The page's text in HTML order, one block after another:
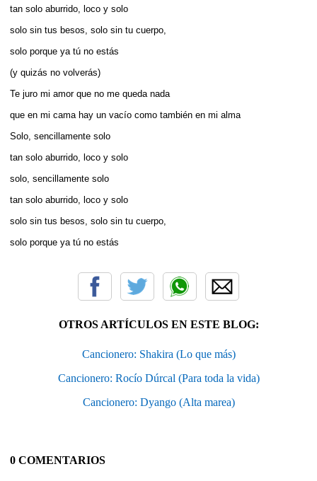
tan solo aburrido, loco y solo
solo sin tus besos, solo sin tu cuerpo,
solo porque ya tú no estás
(y quizás no volverás)
Te juro mi amor que no me queda nada
que en mi cama hay un vacío como también en mi alma
Solo, sencillamente solo
tan solo aburrido, loco y solo
solo, sencillamente solo
tan solo aburrido, loco y solo
solo sin tus besos, solo sin tu cuerpo,
solo porque ya tú no estás
OTROS ARTÍCULOS EN ESTE BLOG:
Cancionero: Shakira (Lo que más)
Cancionero: Rocío Dúrcal (Para toda la vida)
Cancionero: Dyango (Alta marea)
0 COMENTARIOS